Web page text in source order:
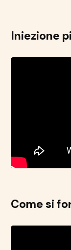
Iniezione
Come si